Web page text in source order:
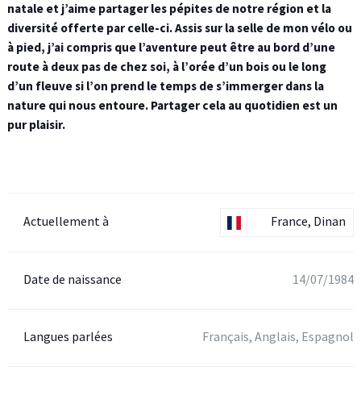
natale et j’aime partager les pépites de notre région et la
diversité offerte par celle-ci. Assis sur la selle de mon vélo ou
à pied, j’ai compris que l’aventure peut être au bord d’une
route à deux pas de chez soi, à l’orée d’un bois ou le long
d’un fleuve si l’on prend le temps de s’immerger dans la
nature qui nous entoure. Partager cela au quotidien est un
pur plaisir.
Actuellement à France, Dinan
Date de naissance 14/07/1984
Langues parlées Français, Anglais, Espagnol